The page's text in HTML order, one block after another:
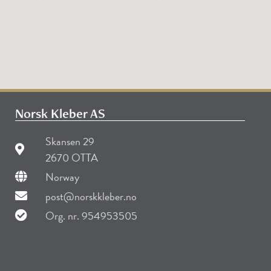
Norsk Kleber AS
Skansen 29
2670 OTTA
Norway
post@norskkleber.no
Org. nr. 954953505